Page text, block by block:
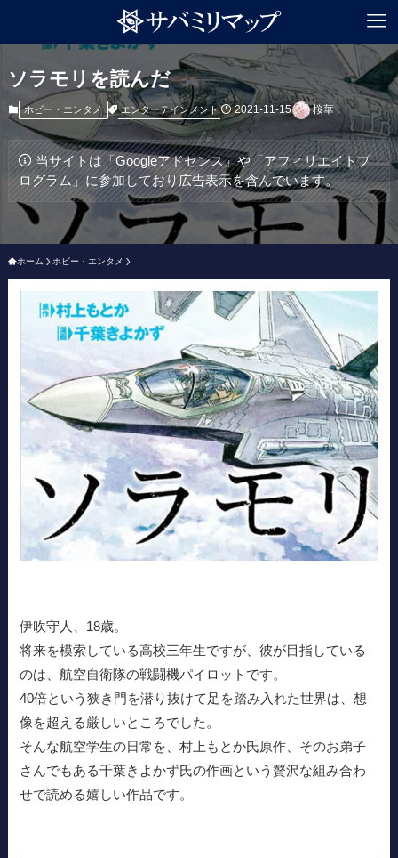
ソラモリを読んだ
ホビー・エンタメ エンターテインメント 2021-11-15 桜華
当サイトは「Googleアドセンス」や「アフィリエイトプ
ログラム」に参加しており広告表示を含んでいます。
ホーム ホビー・エンタメ
伊吹守人、18歳。
将来を模索している高校三年生ですが、彼が目指している
のは、航空自衛隊の戦闘機パイロットです。
40倍という狭き門を潜り抜けて足を踏み入れた世界は、想
像を超える厳しいところでした。
そんな航空学生の日常を、村上もとか氏原作、そのお弟子
さんでもある千葉きよかず氏の作画という贅沢な組み合わ
せで読める嬉しい作品です。